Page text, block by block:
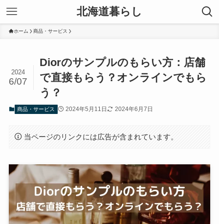
北海道暮らし
ホーム 商品・サービス
Diorのサンプルのもらい方：店舗
で直接もらう？オンラインでもら
う？
2024
6/07
商品・サービス 2024年5月11日 2024年6月7日
当ページのリンクには広告が含まれています。